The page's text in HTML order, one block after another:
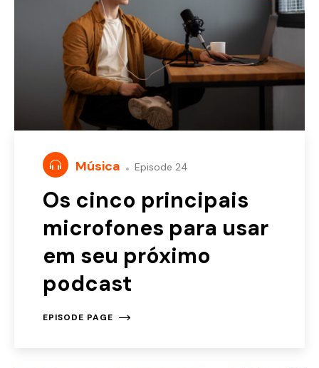
Música Episode 24
Os cinco principais
microfones para usar
em seu próximo
podcast
EPISODE PAGE